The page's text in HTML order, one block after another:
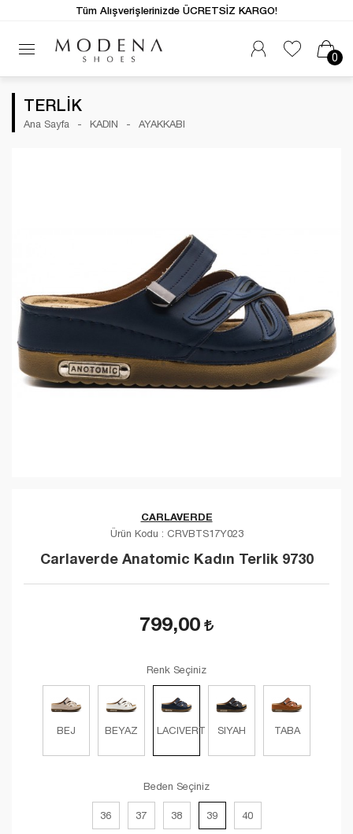
0
Tüm Alışverişlerinizde ÜCRETSİZ KARGO!
TERLİK
Ana Sayfa KADIN AYAKKABI
CARLAVERDE
Ürün Kodu : CRVBTS17Y023
Carlaverde Anatomic Kadın Terlik 9730
799,00
Renk Seçiniz
BEJ BEYAZ LACIVERT SIYAH TABA
Beden Seçiniz
36 37 38 39 40